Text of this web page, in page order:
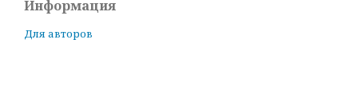
Информация
Для авторов